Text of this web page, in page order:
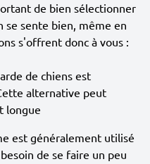
de bien sélectionner
sente bien, même en
s'offrent donc à vous :
de chiens est
alternative peut
longue
est généralement utilisé
de se faire un peu